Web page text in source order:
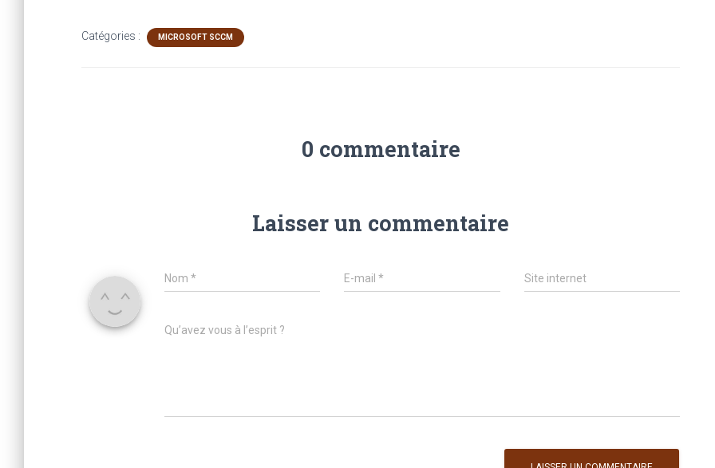
Catégories : MICROSOFT SCCM
0 commentaire
Laisser un commentaire
Nom * E-mail* Site internet
Qu’avez vous à l’esprit ?